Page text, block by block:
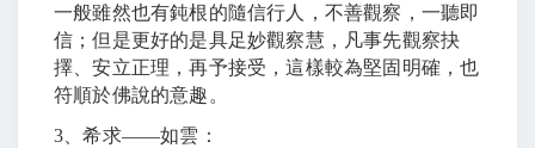
一般雖然也有鈍根的隨信行人，不善觀察，一聽即
信；但是更好的是具足妙觀察慧，凡事先觀察抉
擇、安立正理，再予接受，這樣較為堅固明確，也
符順於佛說的意趣。
3 、希求――如雲：